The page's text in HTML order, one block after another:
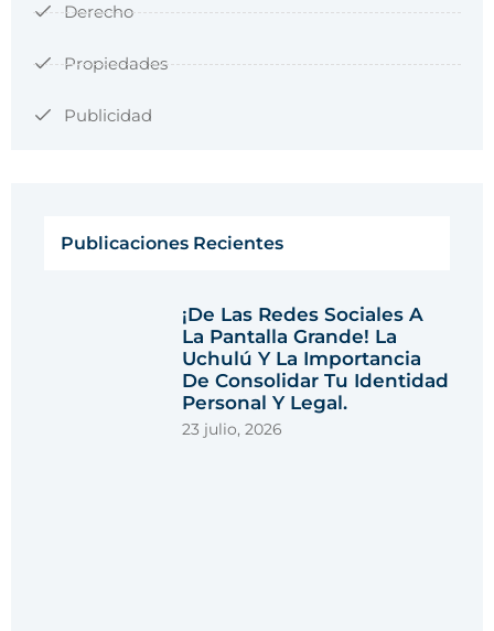
Derecho
Propiedades
Publicidad
Publicaciones Recientes
¡De Las Redes Sociales A
La Pantalla Grande! La
Uchulú Y La Importancia
De Consolidar Tu Identidad
Personal Y Legal.
23 julio, 2026